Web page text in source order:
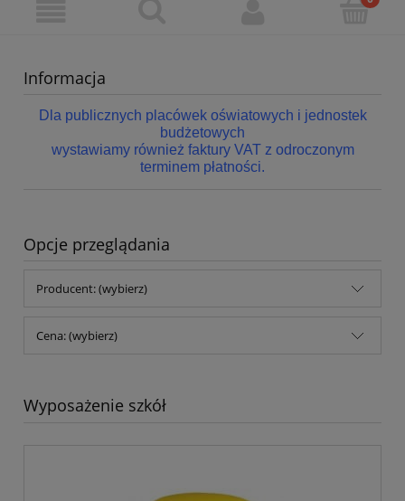
Informacja
Dla publicznych placówek oświatowych i jednostek
budżetowych
wystawiamy również faktury VAT z odroczonym
terminem płatności.
Opcje przeglądania
Producent: (wybierz)
Cena: (wybierz)
Wyposażenie szkół